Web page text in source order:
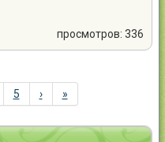
просмотров: 336
5 › »